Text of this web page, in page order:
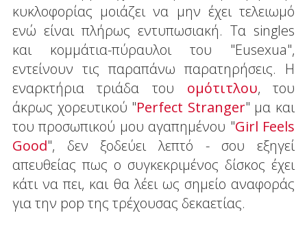
κυκλοφορίας μοιάζει να μην έχει τελειωμό
ενώ είναι πλήρως εντυπωσιακή. Τα singles
και κομμάτια-πύραυλοι του "Eusexua",
εντείνουν τις παραπάνω παρατηρήσεις. Η
εναρκτήρια τριάδα του ομότιτλου, του
άκρως χορευτικού "Perfect Stranger" μα και
του προσωπικού μου αγαπημένου "Girl Feels
Good", δεν ξοδεύει λεπτό - σου εξηγεί
απευθείας πως ο συγκεκριμένος δίσκος έχει
κάτι να πει, και θα λέει ως σημείο αναφοράς
για την pop της τρέχουσας δεκαετίας.